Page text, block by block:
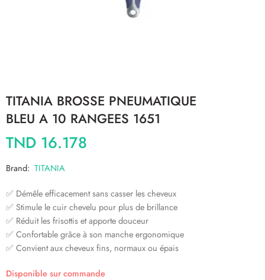
TITANIA BROSSE PNEUMATIQUE
BLEU A 10 RANGEES 1651
TND 16.178
Brand: TITANIA
✅ Démêle efficacement sans casser les cheveux
✅ Stimule le cuir chevelu pour plus de brillance
✅ Réduit les frisottis et apporte douceur
✅ Confortable grâce à son manche ergonomique
✅ Convient aux cheveux fins, normaux ou épais
Disponible sur commande